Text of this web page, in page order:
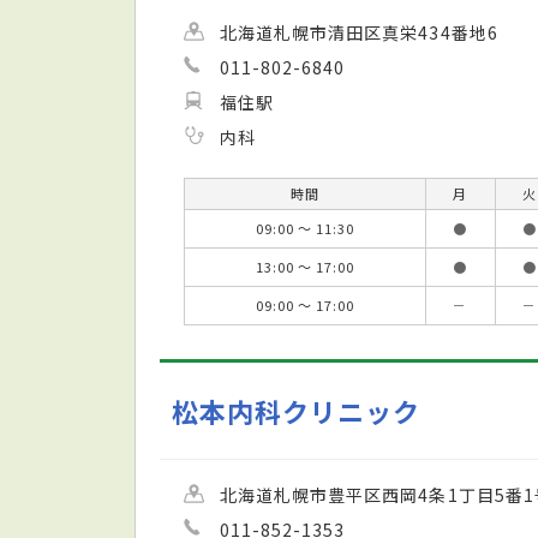
北海道札幌市清田区真栄434番地6
011-802-6840
福住駅
内科
時間 月 火
09:00 ～ 11:30
● ●
13:00 ～ 17:00
● ●
09:00 ～ 17:00
－ －
松本内科クリニック
北海道札幌市豊平区西岡4条1丁目5番1
011-852-1353